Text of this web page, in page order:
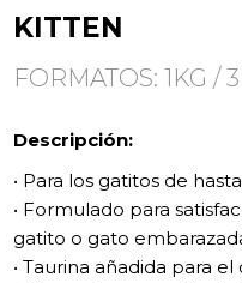
KITTEN
FORMATOS: 1KG /
Descripción:
• Para los gatitos de
• Formulado para
gatito o gato
• Taurina añadida para